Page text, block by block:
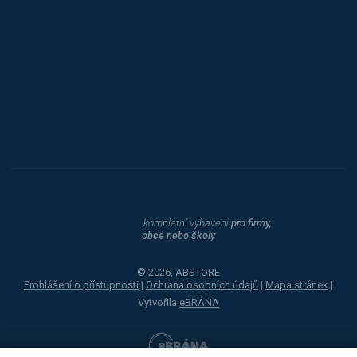
kompletní vybavenípro firmy,
obce nebo školy
© 2026, ABSTORE
Prohlášení o přístupnosti | Ochrana osobních údajů | Mapa stránek |
Vytvořila eBRÁNA